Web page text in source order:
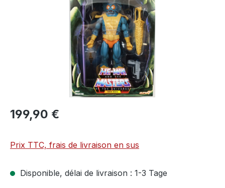
199,90 €
Prix TTC, frais de livraison en sus
Disponible, délai de livraison : 1-3 Tage